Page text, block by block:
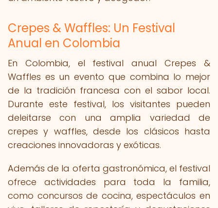
Crepes & Waffles: Un Festival
Anual en Colombia
En Colombia, el festival anual Crepes &
Waffles es un evento que combina lo mejor
de la tradición francesa con el sabor local.
Durante este festival, los visitantes pueden
deleitarse con una amplia variedad de
crepes y waffles, desde los clásicos hasta
creaciones innovadoras y exóticas.
Además de la oferta gastronómica, el festival
ofrece actividades para toda la familia,
como concursos de cocina, espectáculos en